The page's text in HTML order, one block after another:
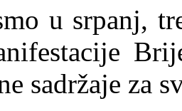
u srpanj,
sadržaje za